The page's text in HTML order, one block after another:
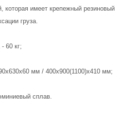
которая имеет крепежный резиновый
груза.
60 кг;
мм / 400х900(1100)х410 мм;
сплав.